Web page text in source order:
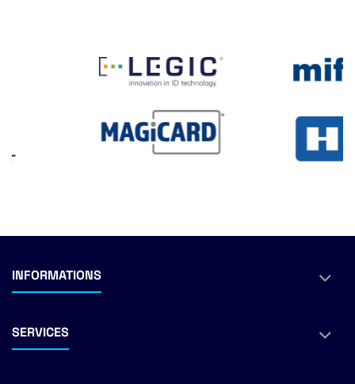
INFORMATIONS
SERVICES